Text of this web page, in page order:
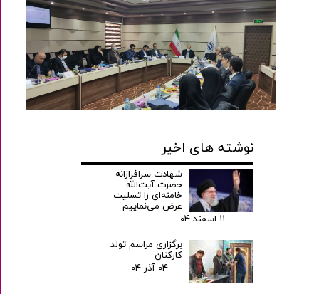
نوشته های اخیر
شهادت سرافرازانه
حضرت آیت‌الله
خامنه‌ای را تسلیت
عرض می‌نماییم
۱۱ اسفند ۰۴
برگزاری مراسم تولد
کارکنان
۰۴ آذر ۰۴